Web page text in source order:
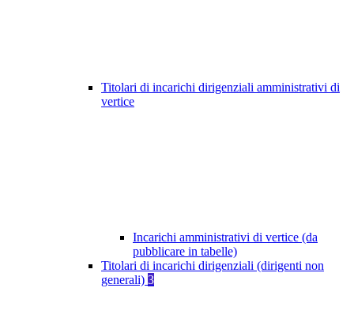
Titolari di incarichi dirigenziali amministrativi di
vertice
Incarichi amministrativi di vertice (da
pubblicare in tabelle)
Titolari di incarichi dirigenziali (dirigenti non
generali) 3